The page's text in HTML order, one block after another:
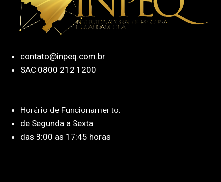
contato@inpeq.com.br
SAC 0800 212 1200
Horário de Funcionamento:
de Segunda a Sexta
das 8:00 as 17:45 horas